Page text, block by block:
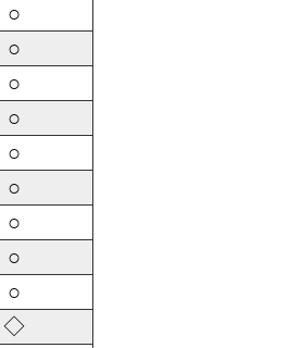
○
○
○
○
○
○
○
○
○
◇